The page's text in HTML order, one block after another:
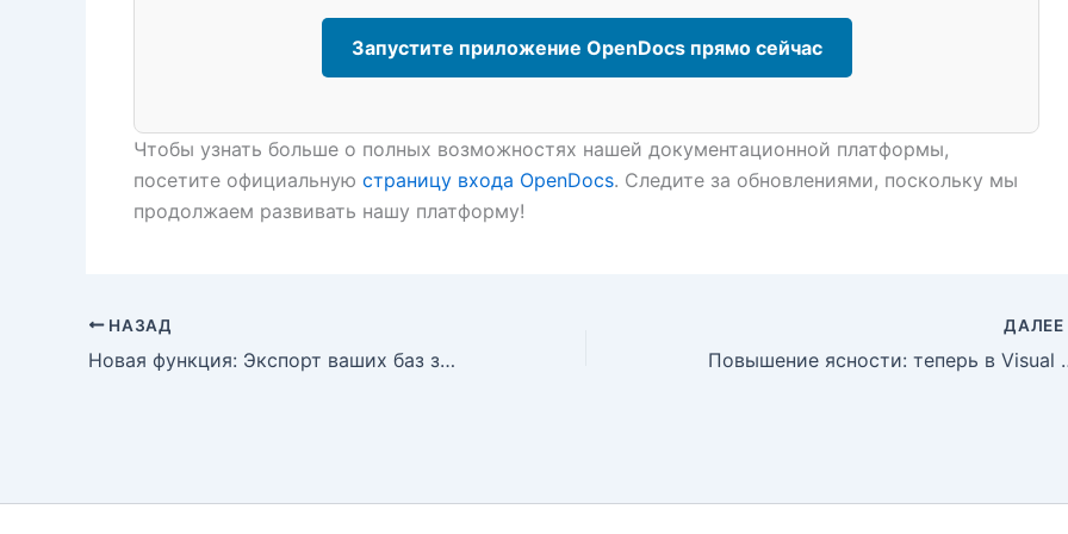
Запустите приложение OpenDocs прямо сейчас
Чтобы узнать больше о полных возможностях нашей документационной платформы,
посетите официальную страницу входа OpenDocs. Следите за обновлениями, поскольку мы
продолжаем развивать нашу платформу!
НАЗАД
Новая функция: Экспорт ваших баз знаний OpenDocs непосредственно на страницы WordPress
ДАЛЕЕ
Повышение ясности: теперь в